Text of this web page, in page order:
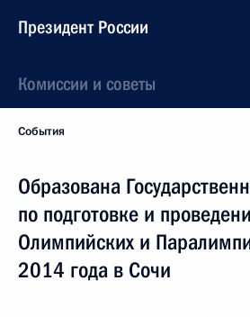
Президент России
Комиссии и советы
События
Образована
по подготовке и
Олимпийских и
2014 года в Сочи